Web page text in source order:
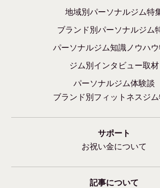
地域別パーソナルジム特
ブランド別パーソナルジム
パーソナルジム知識ノウハ
ジム別インタビュー取材
パーソナルジム体験談
ブランド別フィットネスジ
サポート
お祝い金について
記事について